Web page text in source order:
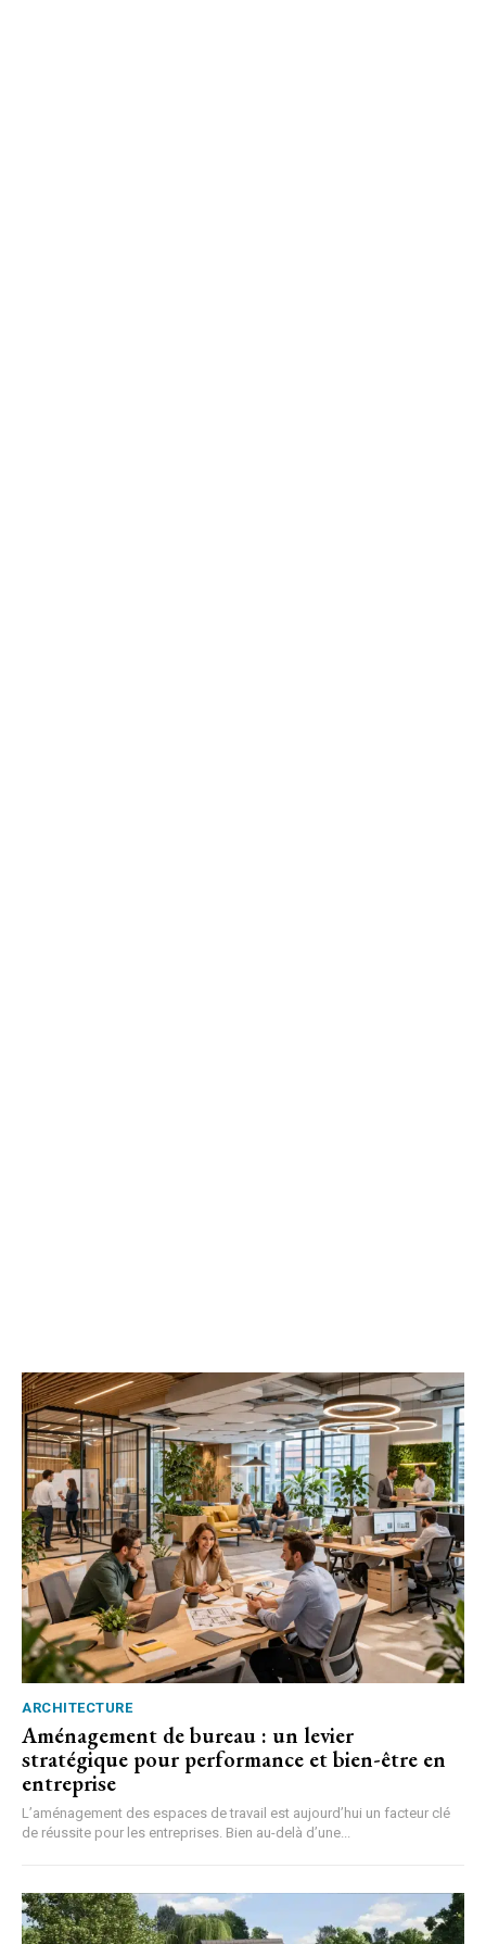
ARCHITECTURE
Aménagement de bureau : un levier
stratégique pour performance et bien-être en
entreprise
L’aménagement des espaces de travail est aujourd’hui un facteur clé
de réussite pour les entreprises. Bien au-delà d’une...